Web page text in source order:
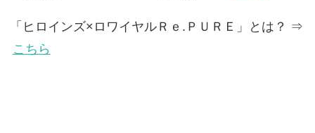
「ヒロインズ×ロワイヤルＲｅ.ＰＵＲＥ」とは？ ⇒
こちら